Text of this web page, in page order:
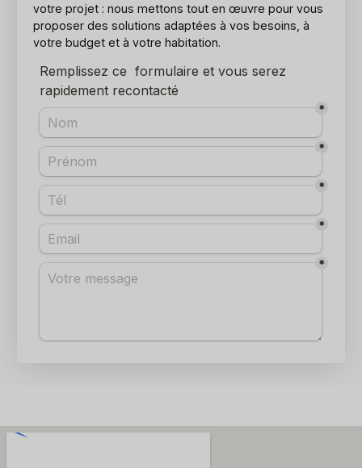
votre projet : nous mettons tout en œuvre pour vous
proposer des solutions adaptées à vos besoins, à
votre budget et à votre habitation.